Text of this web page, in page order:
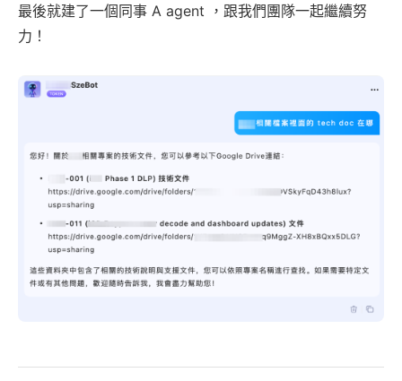
最後就建了一個同事 A agent ，跟我們團隊一起繼續努
力！